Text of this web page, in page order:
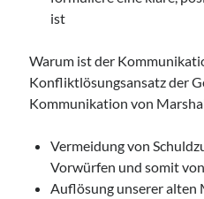
ist
Warum ist der
Konfliktlösungsansatz der
Kommunikation von
Vermeidung von
Vorwürfen und somit
Auflösung unserer alten